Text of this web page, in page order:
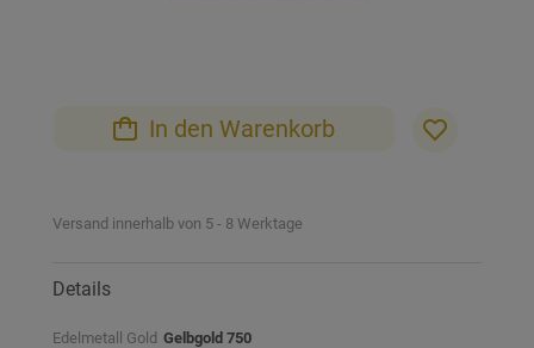
springen
In den Warenkorb
Versand innerhalb von 5 - 8 Werktage
Details
Edelmetall Gold Gelbgold 750